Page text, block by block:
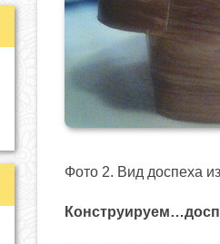
Фото 2. Вид доспеха